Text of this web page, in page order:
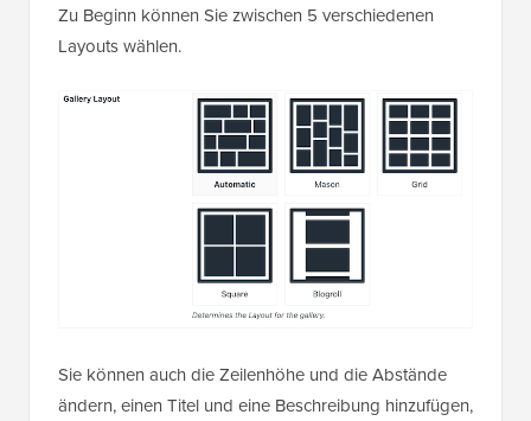
Zu Beginn können Sie zwischen 5 verschiedenen
Layouts wählen.
Sie können auch die Zeilenhöhe und die Abstände
ändern, einen Titel und eine Beschreibung hinzufügen,